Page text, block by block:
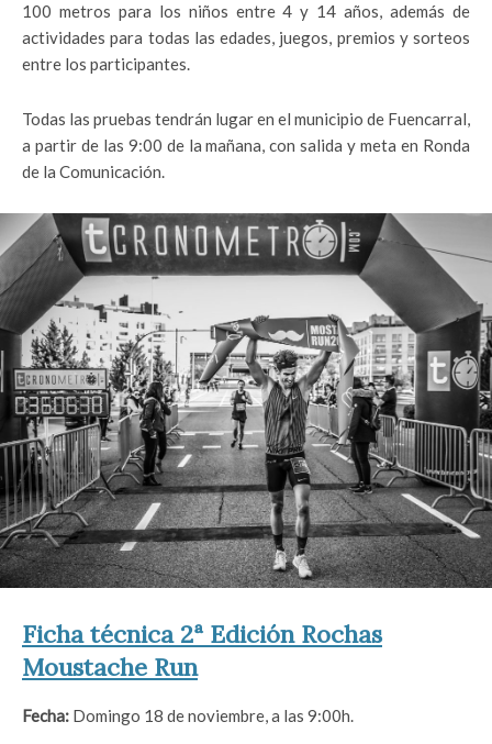
100 metros para los niños entre 4 y 14 años, además de
actividades para todas las edades, juegos, premios y sorteos
entre los participantes.
Todas las pruebas tendrán lugar en el municipio de Fuencarral,
a partir de las 9:00 de la mañana, con salida y meta en Ronda
de la Comunicación.
Ficha técnica 2ª Edición Rochas
Moustache Run
Fecha: Domingo 18 de noviembre, a las 9:00h.